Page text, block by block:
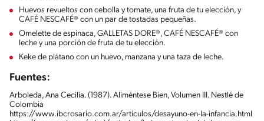
Huevos revueltos con cebolla y tomate, una fruta de tu elección, y
CAFÉ NESCAFÉ® con un par de tostadas pequeñas.
Omelette de espinaca, GALLETAS DORE®, CAFÉ NESCAFÉ® con
leche y una porción de fruta de tu elección.
Keke de plátano con un huevo, manzana y una taza de leche.
Fuentes:
Arboleda, Ana Cecilia. (1987). Aliméntese Bien, Volumen III. Nestlé de
Colombia
https://www.ibcrosario.com.ar/articulos/desayuno-en-la-infancia.html